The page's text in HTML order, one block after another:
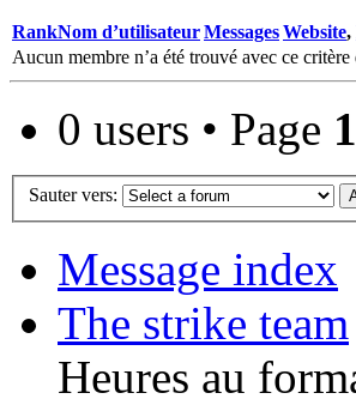
RankNom d’utilisateurMessagesWebsite,
Aucun membre n’a été trouvé avec ce critère
0 users • Page 1
Sauter vers:
Message index
The strike team
Heures au